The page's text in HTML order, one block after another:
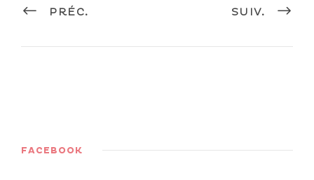
PRÉC. SUIV.
FACEBOOK